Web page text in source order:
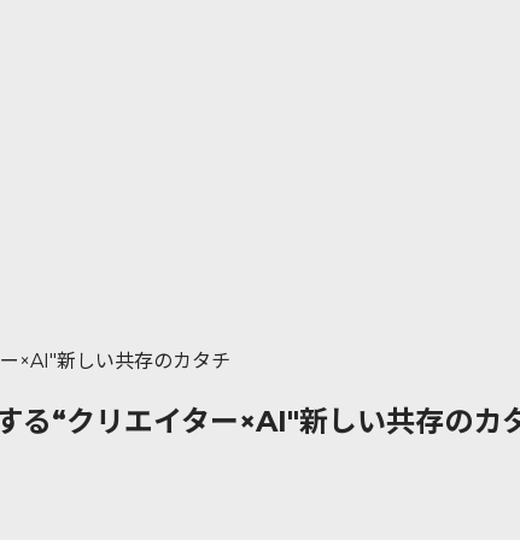
×AI"新しい共存のカタチ
る“クリエイター×AI"新しい共存のカ